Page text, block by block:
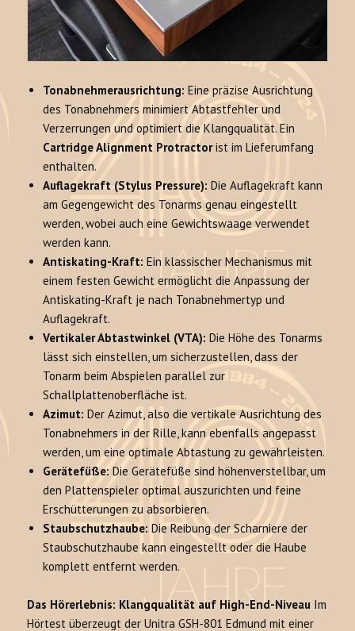
Tonabnehmerausrichtung: Eine präzise Ausrichtung
des Tonabnehmers minimiert Abtastfehler und
Verzerrungen und optimiert die Klangqualität. Ein
Cartridge Alignment Protractorist im Lieferumfang
enthalten.
Auflagekraft (Stylus Pressure): Die Auflagekraft kann
am Gegengewicht des Tonarms genau eingestellt
werden, wobei auch eine Gewichtswaage verwendet
werden kann.
Antiskating-Kraft: Ein klassischer Mechanismus mit
einem festen Gewicht ermöglicht die Anpassung der
Antiskating-Kraft je nach Tonabnehmertyp und
Auflagekraft.
Vertikaler Abtastwinkel (VTA): Die Höhe des Tonarms
lässt sich einstellen, um sicherzustellen, dass der
Tonarm beim Abspielen parallel zur
Schallplattenoberfläche ist.
Azimut: Der Azimut, also die vertikale Ausrichtung des
Tonabnehmers in der Rille, kann ebenfalls angepasst
werden, um eine optimale Abtastung zu gewährleisten.
Gerätefüße:Die Gerätefüße sind höhenverstellbar, um
den Plattenspieler optimal auszurichten und feine
Erschütterungen zu absorbieren.
Staubschutzhaube: Die Reibung der Scharniere der
Staubschutzhaube kann eingestellt oder die Haube
komplett entfernt werden.
Das Hörerlebnis: Klangqualität auf High-End-Niveau Im
Hörtest überzeugt der Unitra GSH-801 Edmund mit einer